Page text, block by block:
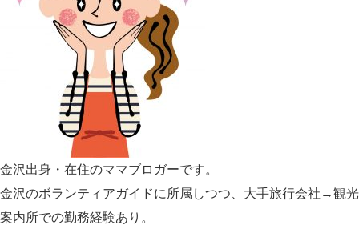
金沢出身・在住のママブロガーです。
金沢のボランティアガイドに所属しつつ、大手旅行会社→観光
案内所での勤務経験あり。